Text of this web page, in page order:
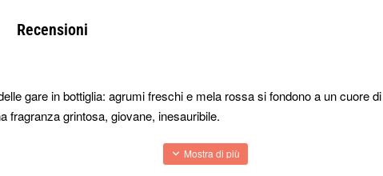
Recensioni
gare in bottiglia: agrumi freschi e mela rossa si fondono a un cuore
fragranza grintosa, giovane, inesauribile.